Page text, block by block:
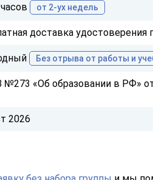
от 2-ух недель
доставка удостоверения
Без отрыва от работы и
«Об образовании в РФ»
2026